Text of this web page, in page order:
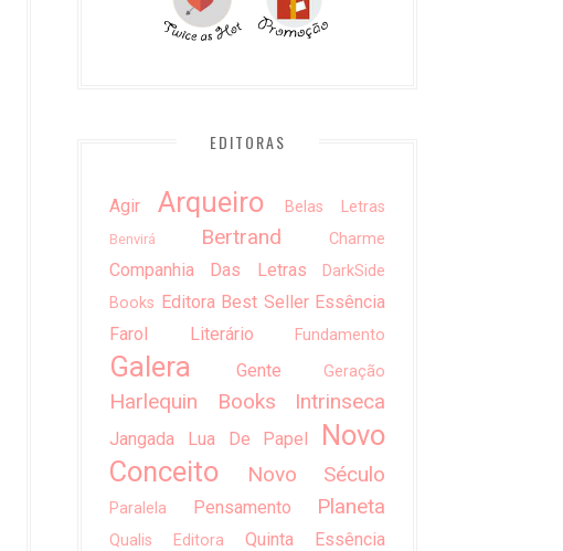
EDITORAS
Agir Arqueiro Belas Letras
Benvirá Bertrand Charme
Companhia Das Letras
DarkSide
Books Editora Best Seller Essência
Farol Literário
Fundamento
Galera Gente Geração
Harlequin Books Intrinseca
Jangada Lua De Papel
Novo
Conceito
Novo Século
Paralela Pensamento Planeta
Qualis Editora Quinta Essência